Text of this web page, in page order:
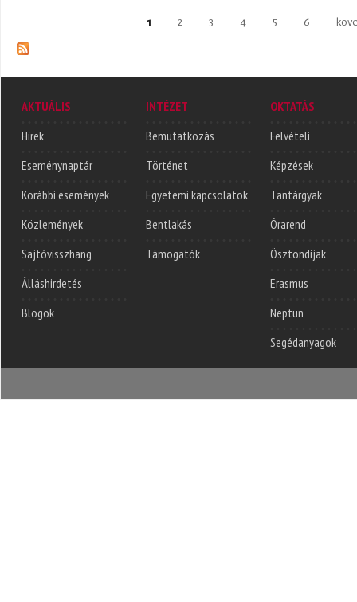
1 2 3 4 5 6
AKTUÁLIS
Hírek
Eseménynaptár
Korábbi események
Közlemények
Sajtóvisszhang
Álláshirdetés
Blogok
INTÉZET
Bemutatkozás
Történet
Egyetemi kapcsolatok
Bentlakás
Támogatók
OKTATÁS
Felvételi
Képzések
Tantárgyak
Órarend
Ösztöndíjak
Erasmus
Neptun
Segédanyagok